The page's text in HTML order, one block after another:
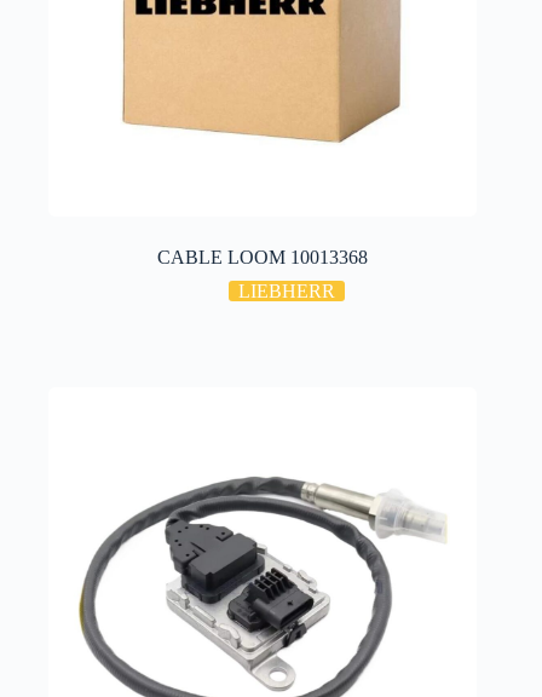
CABLE LOOM 10013368
LIEBHERR